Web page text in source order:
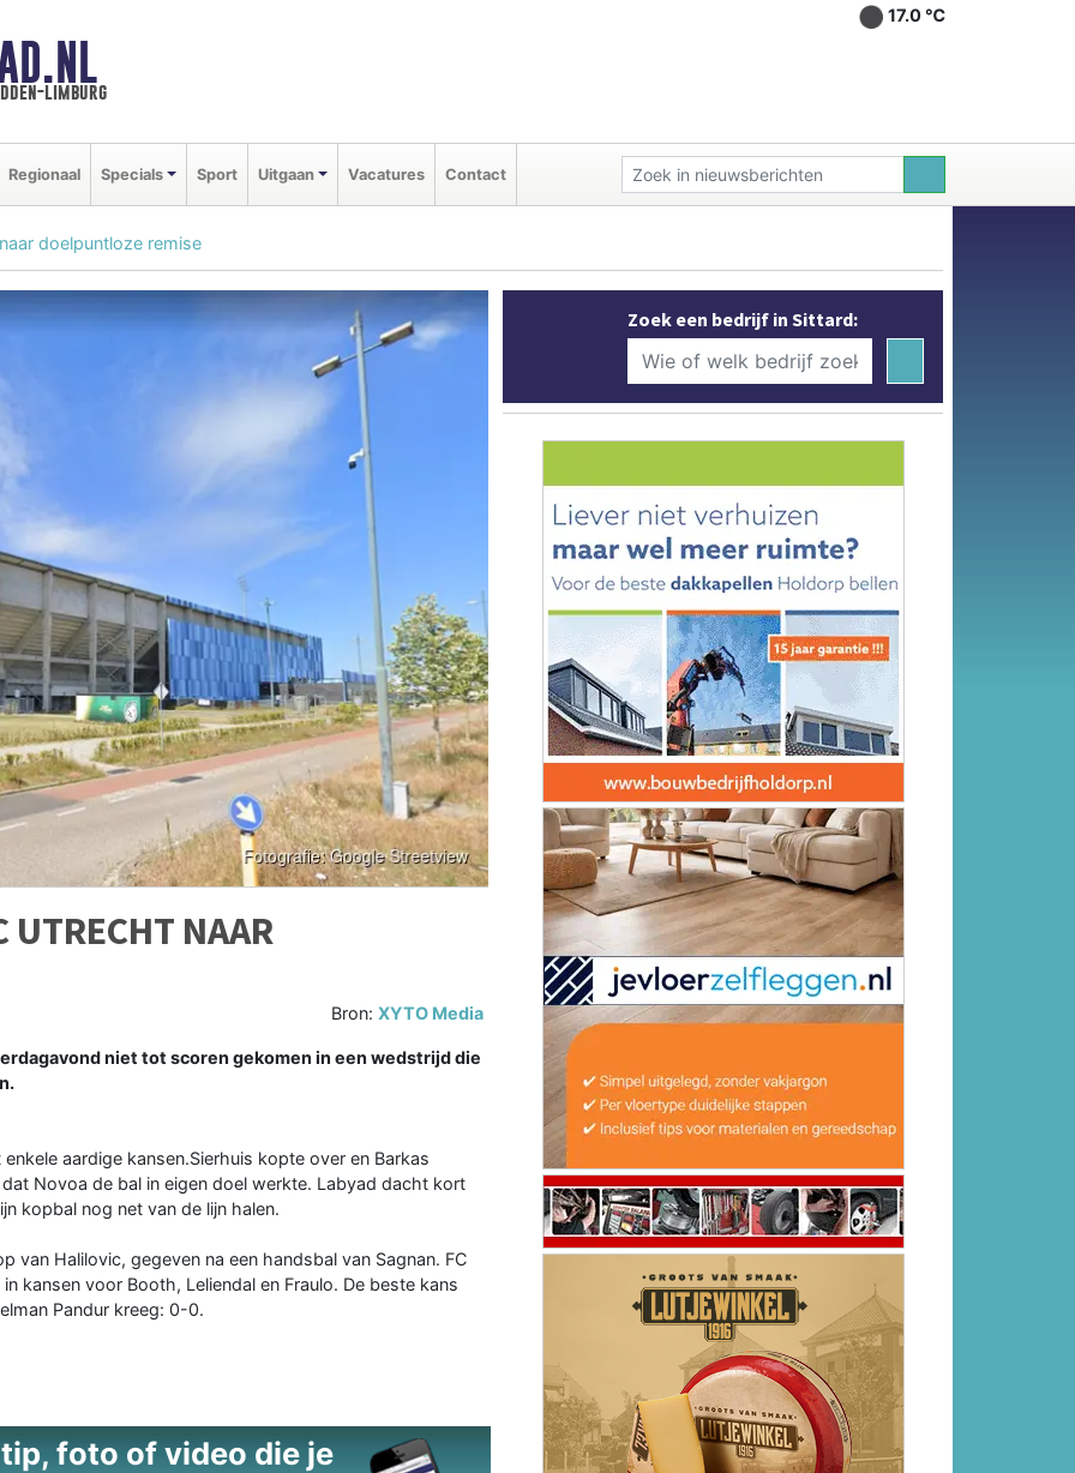
limburg
17.0 ℃
Regionaal Specials Sport Uitgaan Vacatures Contact
doelpuntloze remise
UTRECHT NAAR
Bron:XYTO Media
niet tot scoren gekomen in een wedstrijd die
aardige kansen.Sierhuis kopte over en Barkas
Novoa de bal in eigen doel werkte. Labyad dacht kort
kopbal nog net van de lijn halen.
Halilovic, gegeven na een handsbal van Sagnan. FC
kansen voor Booth, Leliendal en Fraulo. De beste kans
Pandur kreeg: 0-0.
foto of video die je
Zoek een bedrijf in Sittard: